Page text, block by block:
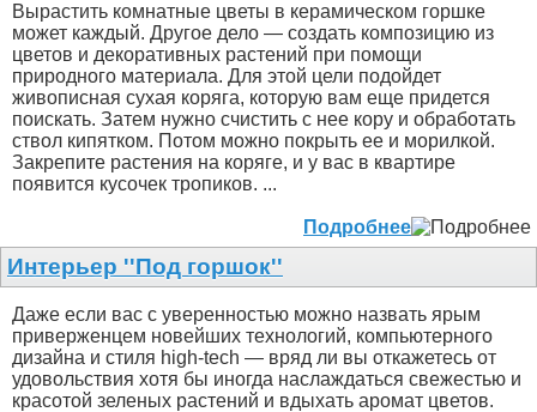
Вырастить комнатные цветы в керамическом горшке
может каждый. Другое дело — создать композицию из
цветов и декоративных растений при помощи
природного материала. Для этой цели подойдет
живописная сухая коряга, которую вам еще придется
поискать. Затем нужно счистить с нее кору и обработать
ствол кипятком. Потом можно покрыть ее и морилкой.
Закрепите растения на коряге, и у вас в квартире
появится кусочек тропиков. ...
Подробнее
Интерьер ''Под горшок''
Даже если вас с уверенностью можно назвать ярым
приверженцем новейших технологий, компьютерного
дизайна и стиля high-tech — вряд ли вы откажетесь от
удовольствия хотя бы иногда наслаждаться свежестью и
красотой зеленых растений и вдыхать аромат цветов.